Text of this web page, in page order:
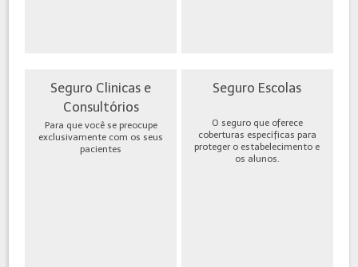
Seguro Clinicas e
Consultórios
Para que você se preocupe
exclusivamente com os seus
pacientes
Seguro Escolas
O seguro que oferece
coberturas específicas para
proteger o estabelecimento e
os alunos.